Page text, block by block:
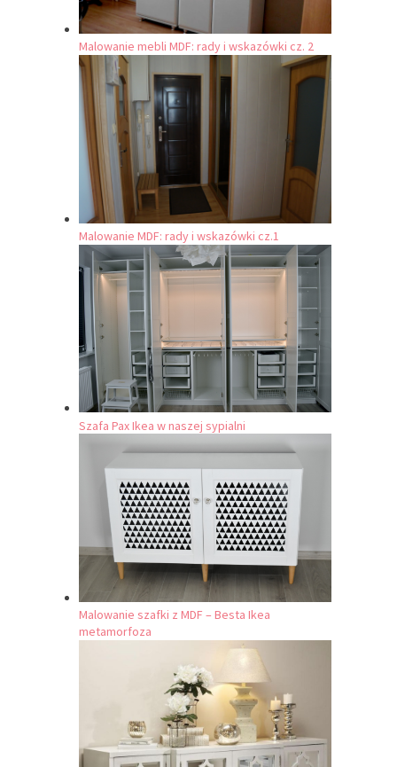
Malowanie mebli MDF: rady i wskazówki cz. 2
Malowanie MDF: rady i wskazówki cz.1
Szafa Pax Ikea w naszej sypialni
Malowanie szafki z MDF – Besta Ikea
metamorfoza